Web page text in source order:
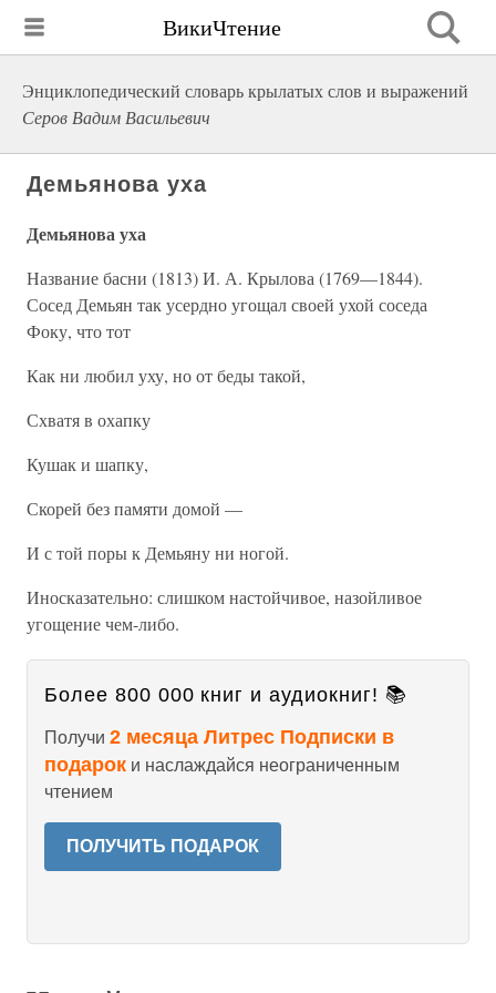
ВикиЧтение
Энциклопедический словарь крылатых слов и выражений
Серов Вадим Васильевич
Демьянова уха
Демьянова уха
Название басни (1813) И. А. Крылова (1769—1844).
Сосед Демьян так усердно угощал своей ухой соседа
Фоку, что тот
Как ни любил уху, но от беды такой,
Схватя в охапку
Кушак и шапку,
Скорей без памяти домой —
И с той поры к Демьяну ни ногой.
Иносказательно: слишком настойчивое, назойливое
угощение чем-либо.
Более 800 000 книг и аудиокниг! 📚
Получи 2 месяца Литрес Подписки в
подарок и наслаждайся неограниченным
чтением
ПОЛУЧИТЬ ПОДАРОК